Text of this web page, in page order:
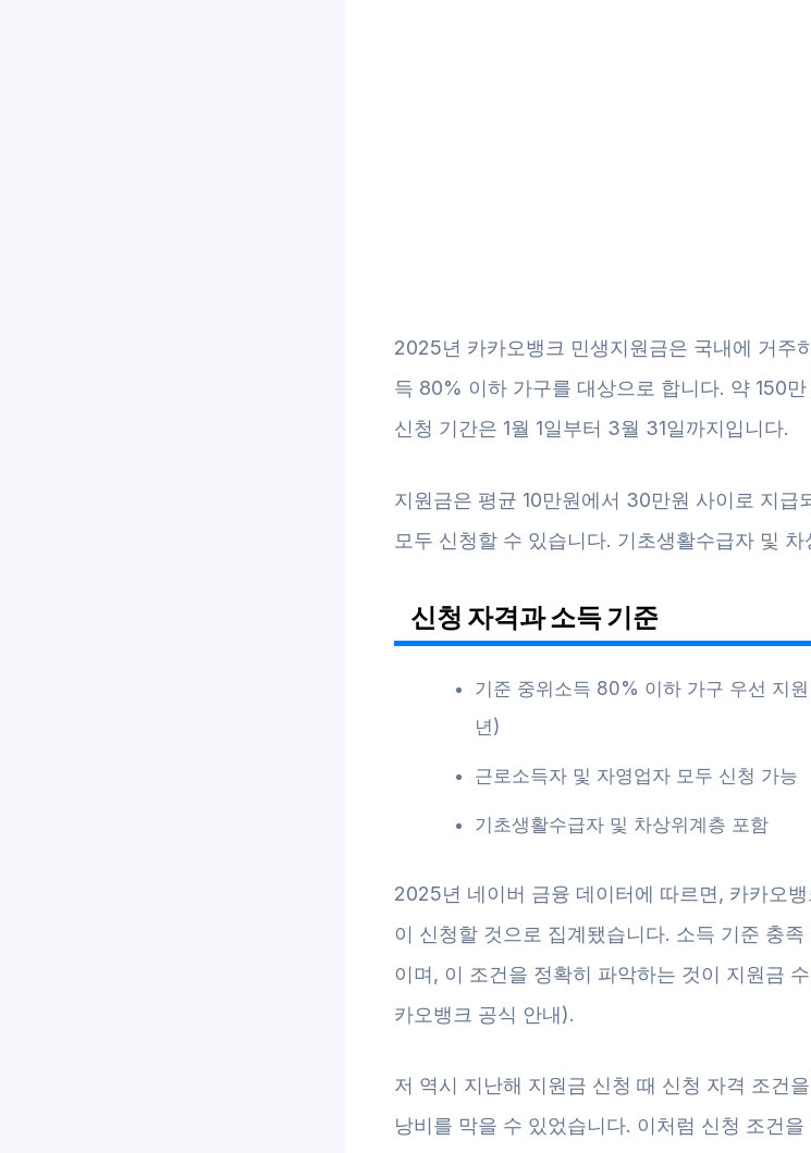
2025년 카카오뱅크 민생지원금은 국내에 거주
득 80% 이하 가구를 대상으로 합니다. 약 150
신청 기간은 1월 1일부터 3월 31일까지입니다.
지원금은 평균 10만원에서 30만원 사이로 지급
모두 신청할 수 있습니다. 기초생활수급자 및
신청 자격과 소득 기준
기준 중위소득 80% 이하 가구 우선 지
년)
근로소득자 및 자영업자 모두 신청 가능
기초생활수급자 및 차상위계층 포함
2025년 네이버 금융 데이터에 따르면, 카카오
이 신청할 것으로 집계됐습니다. 소득 기준 충
이며, 이 조건을 정확히 파악하는 것이 지원금
카오뱅크 공식 안내).
저 역시 지난해 지원금 신청 때 신청 자격 조건
낭비를 막을 수 있었습니다. 이처럼 신청 조건